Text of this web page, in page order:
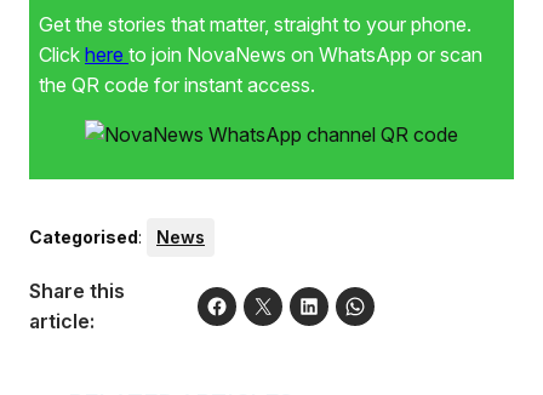
Get the stories that matter, straight to your phone.
Click here to join NovaNews on WhatsApp or scan
the QR code for instant access.
Categorised: News
Share this
article: